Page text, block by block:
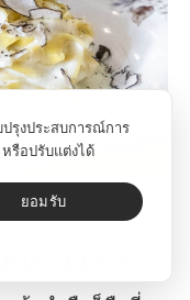
รือปรับแต่งได้
ยอมรับ